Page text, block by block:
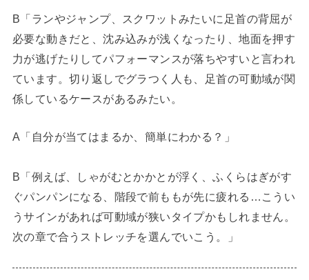
B「ランやジャンプ、スクワットみたいに足首の背屈が
必要な動きだと、沈み込みが浅くなったり、地面を押す
力が逃げたりしてパフォーマンスが落ちやすいと言われ
ています。切り返しでグラつく人も、足首の可動域が関
係しているケースがあるみたい。
A「自分が当てはまるか、簡単にわかる？」
B「例えば、しゃがむとかかとが浮く、ふくらはぎがす
ぐパンパンになる、階段で前ももが先に疲れる…こうい
うサインがあれば可動域が狭いタイプかもしれません。
次の章で合うストレッチを選んでいこう。」